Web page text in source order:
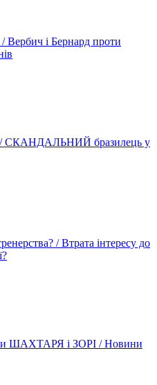
і Бернард проти
СКАНДАЛЬНИЙ бразилець у
/ Втрата інтересу до
ШАХТАРЯ і ЗОРІ / Новини